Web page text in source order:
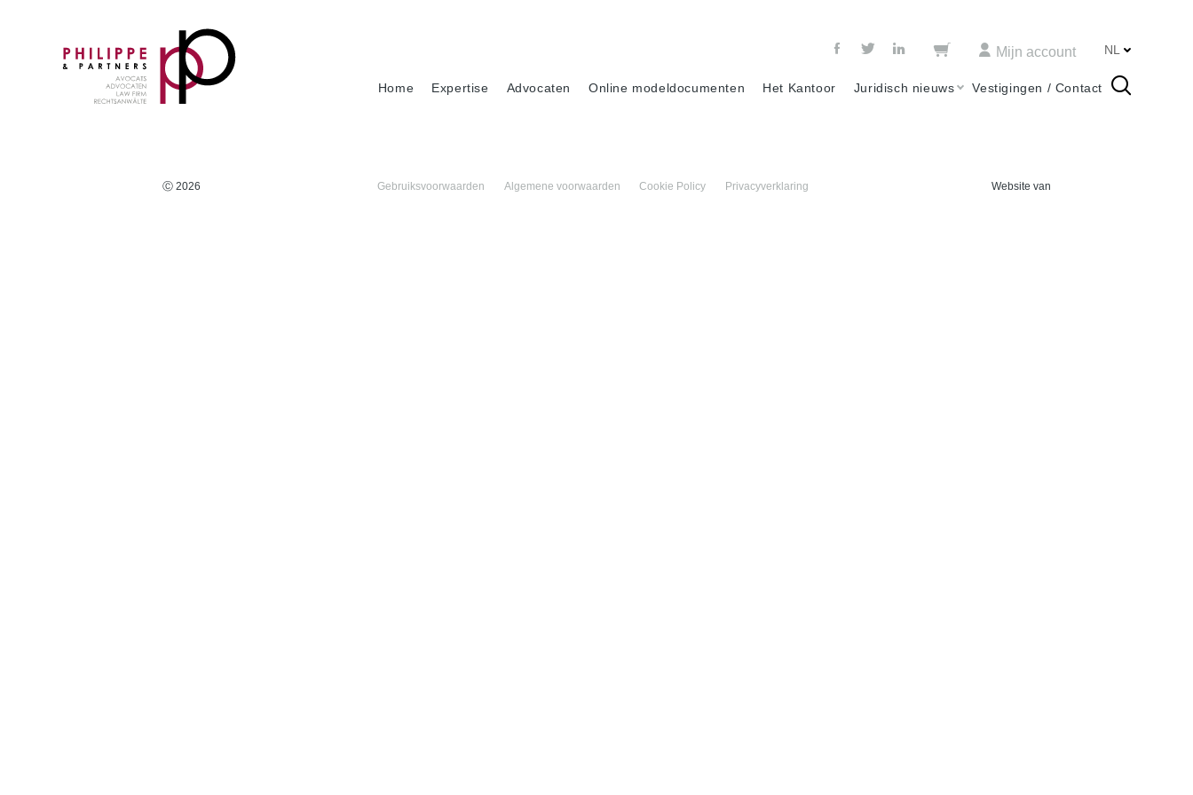
NL
Mijn account
Home Expertise Advocaten Online modeldocumenten Het Kantoor Juridisch nieuws Vestigingen / Contact
Ⓒ 2026 Gebruiksvoorwaarden Algemene voorwaarden Cookie Policy Privacyverklaring Website van